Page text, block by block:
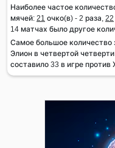
Наиболее частое
мячей: 21 очко(в) - 2 раза, 22
14 матчах было другое
Самое большое количество
Элион в четвертой
составило 33 в игре против